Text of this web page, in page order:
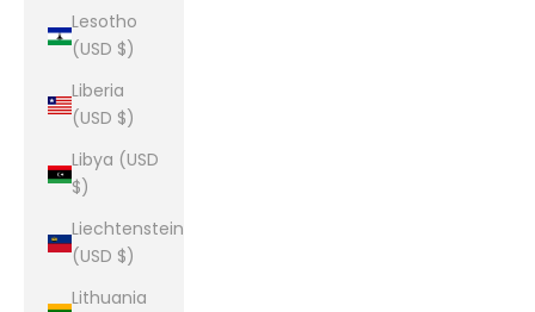
Lesotho
(USD $)
Liberia
(USD $)
Libya (USD
$)
Liechtenstein
(USD $)
Lithuania